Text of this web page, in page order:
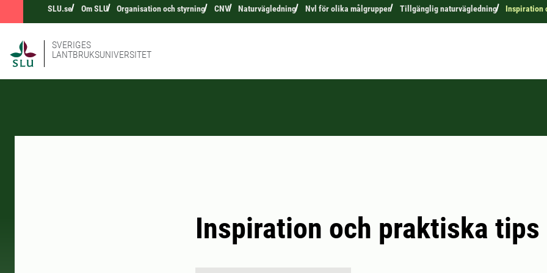
SLU.se Om SLU Organisation och styrning CNV Naturvägledning Nvl för olika målgrupper Tillgänglig naturvägledning Inspiration
SVERIGES
LANTBRUKSUNIVERSITET
Inspiration och praktiska tips